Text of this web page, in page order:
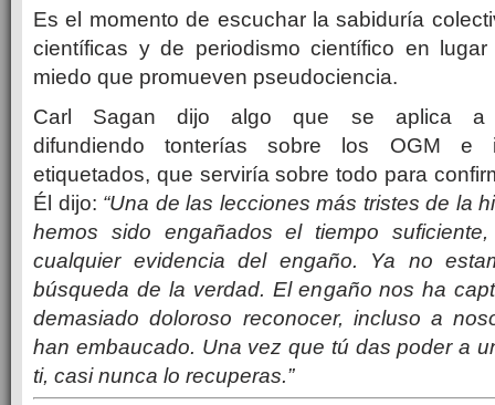
Es el momento de escuchar la sabiduría
científicas y de periodismo científico en
miedo que promueven pseudociencia.
Carl Sagan dijo algo que se aplica a
difundiendo tonterías sobre los OGM e
etiquetados, que serviría sobre todo para
Él dijo: “Una de las lecciones más tristes de la
hemos sido engañados el tiempo
cualquier evidencia del engaño. Ya no
búsqueda de la verdad. El engaño nos ha
demasiado doloroso reconocer, incluso a
han embaucado. Una vez que tú das poder a
ti, casi nunca lo recuperas.”